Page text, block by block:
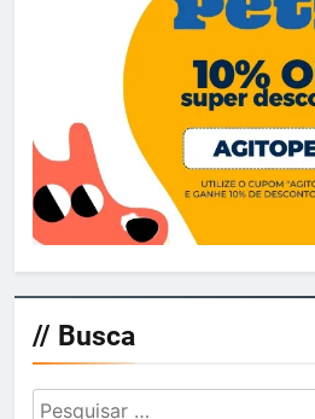
// Busca
Pesquisar